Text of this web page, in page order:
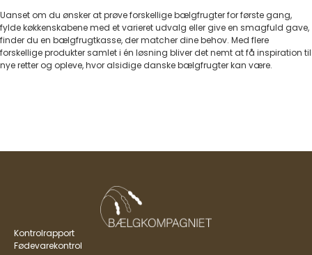
Uanset om du ønsker at prøve forskellige bælgfrugter for første gang,
fylde køkkenskabene med et varieret udvalg eller give en smagfuld gave,
finder du en bælgfrugtkasse, der matcher dine behov. Med flere
forskellige produkter samlet i én løsning bliver det nemt at få inspiration til
nye retter og opleve, hvor alsidige danske bælgfrugter kan være.
Kontrolrapport
Fødevarekontrol